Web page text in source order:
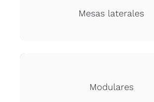
Mesas laterales
Modulares